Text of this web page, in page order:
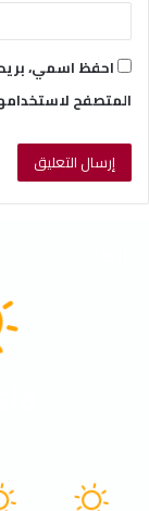
احفظ اسمي،
المتصفح